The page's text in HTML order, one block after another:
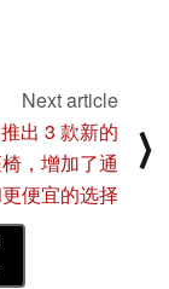
Next article
出 3 款新的
，增加了通
便宜的选择
⟩